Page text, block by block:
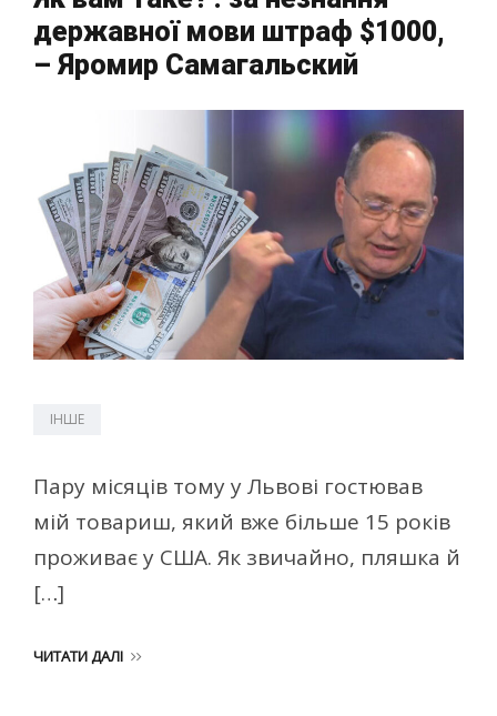
державної мови штраф $1000,
– Яромир Самагальский
ІНШЕ
Пару місяців тому у Львові гостював
мій товариш, який вже більше 15 років
проживає у США. Як звичайно, пляшка й
[…]
ЧИТАТИ ДАЛІ